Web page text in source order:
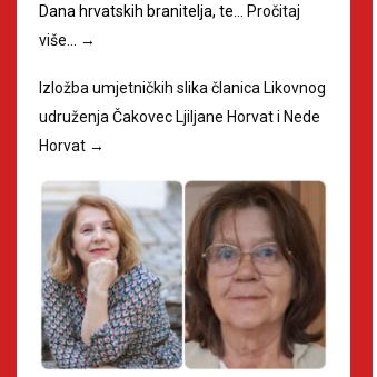
Dana hrvatskih branitelja, te…
Pročitaj
više…
→
Izložba umjetničkih slika članica Likovnog
udruženja Čakovec Ljiljane Horvat i Nede
Horvat →